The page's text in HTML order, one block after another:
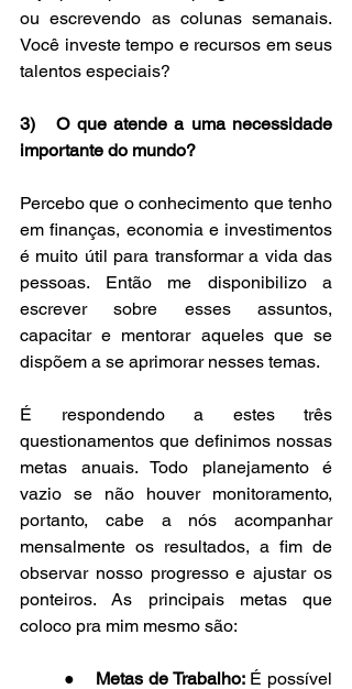
ou escrevendo as colunas semanais.
Você investe tempo e recursos em seus
talentos especiais?
3)   O que atende a uma necessidade
importante do mundo?
Percebo que o conhecimento que tenho
em finanças, economia e investimentos
é muito útil para transformar a vida das
pessoas. Então me disponibilizo a
escrever sobre esses assuntos,
capacitar e mentorar aqueles que se
dispõem a se aprimorar nesses temas.
É respondendo a estes três
questionamentos que definimos nossas
metas anuais. Todo planejamento é
vazio se não houver monitoramento,
portanto, cabe a nós acompanhar
mensalmente os resultados, a fim de
observar nosso progresso e ajustar os
ponteiros. As principais metas que
coloco pra mim mesmo são:
● Metas de Trabalho: É possível